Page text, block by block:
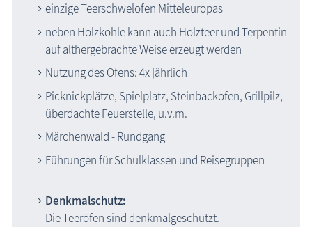
einzige Teerschwelofen Mitteleuropas
neben Holzkohle kann auch Holzteer und Terpentin
auf althergebrachte Weise erzeugt werden
Nutzung des Ofens: 4x jährlich
Picknickplätze, Spielplatz, Steinbackofen, Grillpilz,
überdachte Feuerstelle, u.v.m.
Märchenwald - Rundgang
Führungen für Schulklassen und Reisegruppen
Denkmalschutz:
Die Teeröfen sind denkmalgeschützt.